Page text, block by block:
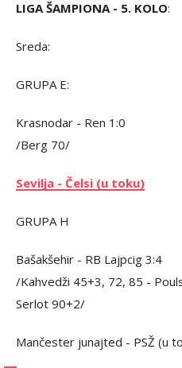
LIGA ŠAMPIONA - 5. KOLO:
Sreda:
GRUPA E:
Krasnodar - Ren 1:0
/Berg 70/
Sevilja - Čelsi (u toku)
GRUPA H
Bašakšehir - RB Lajpcig 3:4
/Kahvedži 45+3, 72, 85 -
Serlot 90+2/
Mančester junajted - PSŽ (u